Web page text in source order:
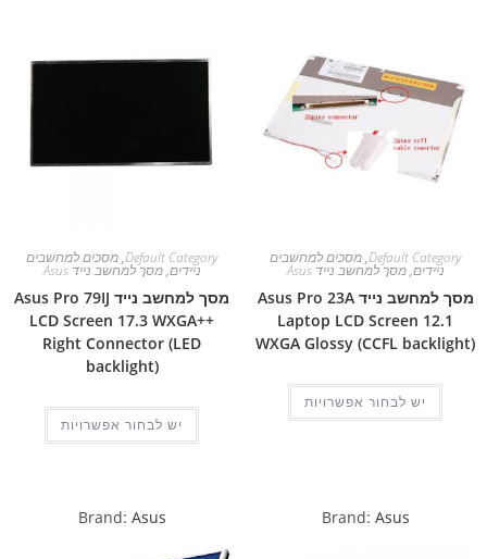
Default Category
,מסכים למחשבים
ניידים,מסך למחשב נייד Asus
מסך למחשב נייד Asus Pro 23A
Laptop LCD Screen 12.1
WXGA Glossy (CCFL backlight)
יש לבחור אפשרויות
Default Category
,מסכים למחשבים
ניידים,מסך למחשב נייד Asus
מסך למחשב נייד Asus Pro 79IJ
LCD Screen 17.3 WXGA++
Right Connector (LED
backlight)
יש לבחור אפשרויות
Brand: Asus
Brand: Asus